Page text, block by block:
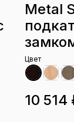
Metal
Цвет
10 514